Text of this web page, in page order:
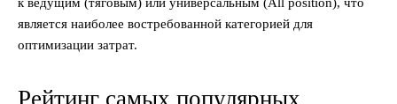
является наиболее востребованной категорией для
оптимизации затрат.